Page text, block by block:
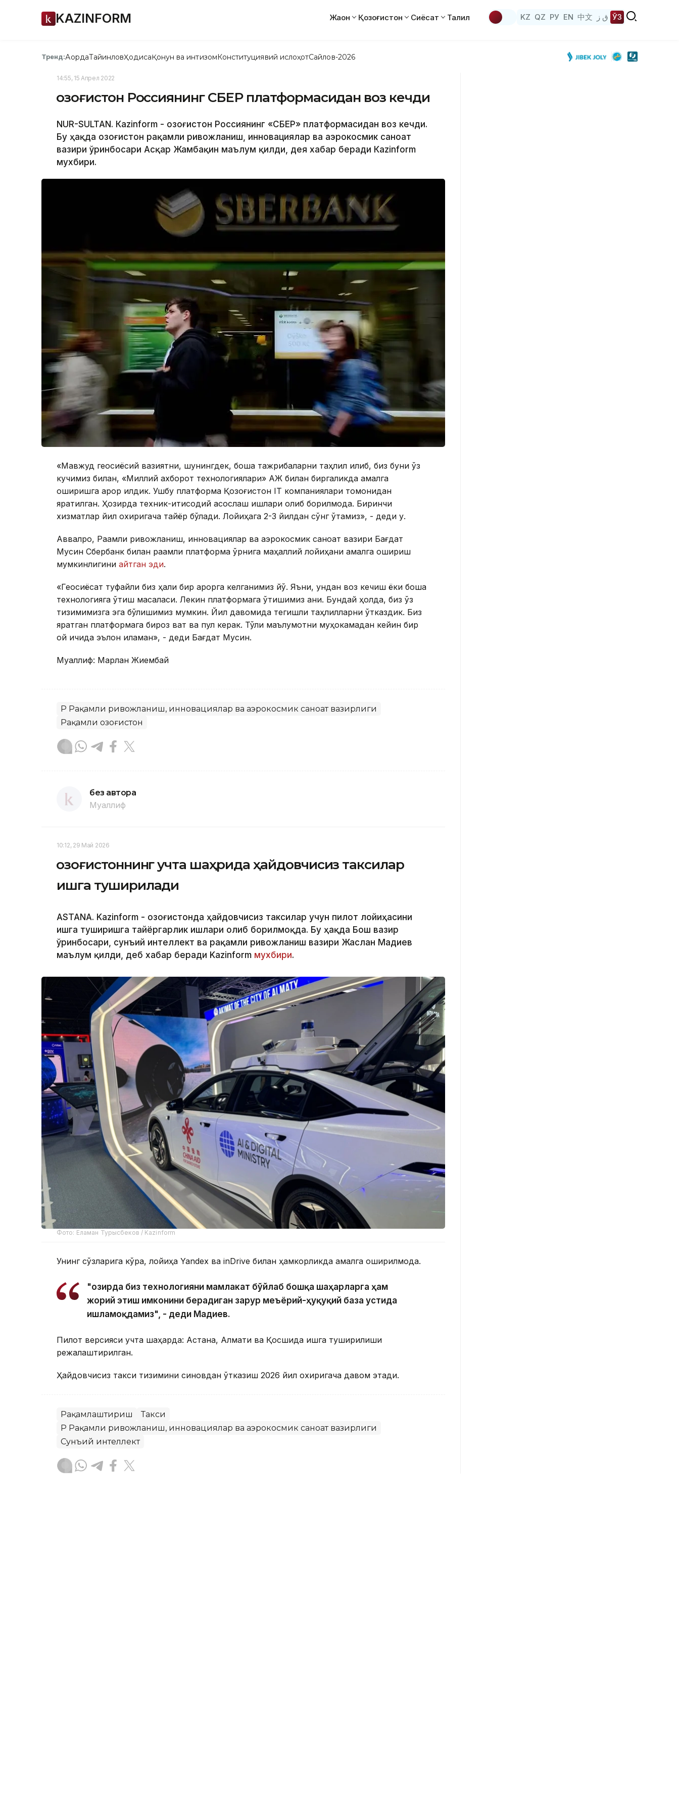
KAZINFORM Жаҳон Қозоғистон Сиёсат Таҳлил KZ QZ РУ EN 中文 ق ز ЎЗ
Тренд:АқордаТайинловҲодисаҚонун ва интизомКонституциявий ислоҳотСайлов-2026
14:55, 15 Апрел 2022
Қозоғистон Россиянинг СБЕР платформасидан воз кечди
NUR-SULTAN. Кazinform - Қозоғистон Россиянинг «СБЕР» платформасидан воз кечди.
Бу ҳақда Қозоғистон рақамли ривожланиш, инновациялар ва аэрокосмик саноат
вазири ўринбосари Асқар Жамбақин маълум қилди, дея хабар беради Кazinform
мухбири.
«Мавжуд геосиёсий вазиятни, шунингдек, бошқа тажрибаларни таҳлил қилиб, биз буни ўз
кучимиз билан, «Миллий ахборот технологиялари» АЖ билан биргаликда амалга
оширишга қарор қилдик. Ушбу платформа Қозоғистон IТ компаниялари томонидан
яратилган. Ҳозирда техник-иқтисодий асослаш ишлари олиб борилмоқда. Биринчи
хизматлар йил охиригача тайёр бўлади. Лойиҳага 2-3 йилдан сўнг ўтамиз», - деди у.
Аввалроқ, Рақамли ривожланиш, инновациялар ва аэрокосмик саноат вазири Бағдат
Мусин Сбербанк билан рақамли платформа ўрнига маҳаллий лойиҳани амалга ошириш
мумкинлигини айтган эди.
«Геосиёсат туфайли биз ҳали бир қарорга келганимиз йўқ. Яъни, ундан воз кечиш ёки бошқа
технологияга ўтиш масаласи. Лекин платформага ўтишимиз аниқ. Бундай ҳолда, биз ўз
тизимимизга эга бўлишимиз мумкин. Йил давомида тегишли таҳлилларни ўтказдик. Биз
яратган платформага бироз вақт ва пул керак. Тўлиқ маълумотни муҳокамадан кейин бир
ой ичида эълон қиламан», - деди Бағдат Мусин.
Муаллиф: Марлан Жиембай
ҚР Рақамли ривожланиш, инновациялар ва аэрокосмик саноат вазирлиги
Рақамли Қозоғистон
без автора
Муаллиф
10:12, 29 Май 2026
Қозоғистоннинг учта шаҳрида ҳайдовчисиз таксилар
ишга туширилади
ASTANA. Kazinform - Қозоғистонда ҳайдовчисиз таксилар учун пилот лойиҳасини
ишга туширишга тайёргарлик ишлари олиб борилмоқда. Бу ҳақда Бош вазир
ўринбосари, сунъий интеллект ва рақамли ривожланиш вазири Жаслан Мадиев
маълум қилди, деб хабар беради Kazinform мухбири.
Фото: Еламан Турысбеков / Kazinform
Унинг сўзларига кўра, лойиҳа Yandex ва inDrive билан ҳамкорликда амалга оширилмоқда.
"Ҳозирда биз технологияни мамлакат бўйлаб бошқа шаҳарларга ҳам
жорий этиш имконини берадиган зарур меъёрий-ҳуқуқий база устида
ишламоқдамиз", - деди Мадиев.
Пилот версияси учта шаҳарда: Астана, Алмати ва Қосшида ишга туширилиши
режалаштирилган.
Ҳайдовчисиз такси тизимини синовдан ўтказиш 2026 йил охиригача давом этади.
Рақамлаштириш
Такси
ҚР Рақамли ривожланиш, инновациялар ва аэрокосмик саноат вазирлиги
Сунъий интеллект